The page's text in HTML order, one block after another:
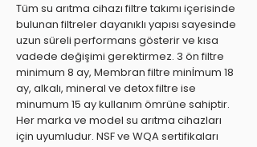
Tüm su arıtma cihazı filtre takımı içerisinde
bulunan filtreler dayanıklı yapısı sayesinde
uzun süreli performans gösterir ve kısa
vadede değişimi gerektirmez. 3 ön filtre
minimum 8 ay, Membran filtre minİmum 18
ay, alkalı, mineral ve detox filtre ise
minumum 15 ay kullanım ömrüne sahiptir.
Her marka ve model su arıtma cihazları
için uyumludur. NSF ve WQA sertifikaları